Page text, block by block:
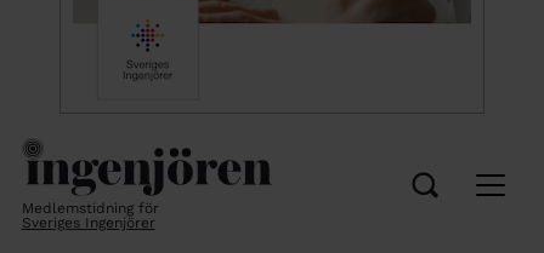
Medlemstidning för
Sveriges Ingenjörer